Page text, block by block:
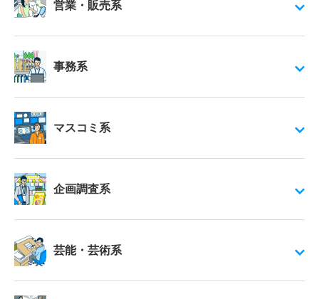
営業・販売系
事務系
マスコミ系
企画調査系
芸能・芸術系